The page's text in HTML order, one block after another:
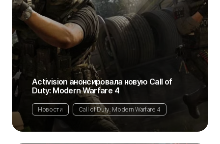
Activision анонсировала новую Call of
Duty: Modern Warfare 4
Новости Call of Duty: Modern Warfare 4